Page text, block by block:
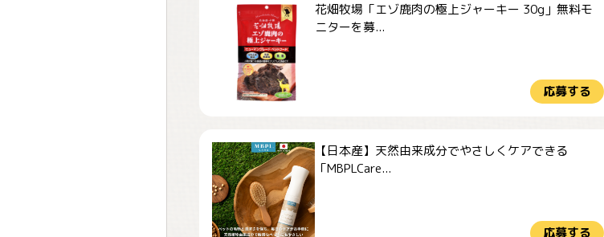
花畑牧場「エゾ鹿肉の極上ジャーキー 30g」無料モ
ニターを募...
応募する
【日本産】天然由来成分でやさしくケアできる
「MBPLCare...
応募する